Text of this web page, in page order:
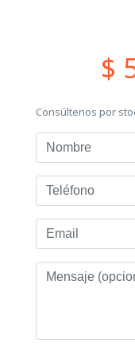
$
Consúltenos por
Nombre
Teléfono
Email
Mensaje